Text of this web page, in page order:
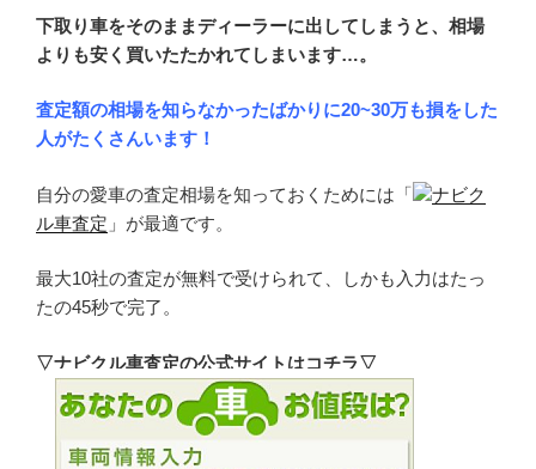
下取り車をそのままディーラーに出してしまうと、相場
よりも安く買いたたかれてしまいます…。
査定額の相場を知らなかったばかりに20~30万も損をした
人がたくさんいます！
自分の愛車の査定相場を知っておくためには「
ナビク
ル車査定 」が最適です。
最大10社の査定が無料で受けられて、しかも入力はたっ
たの45秒で完了。
▽ナビクル車査定の公式サイトはコチラ▽